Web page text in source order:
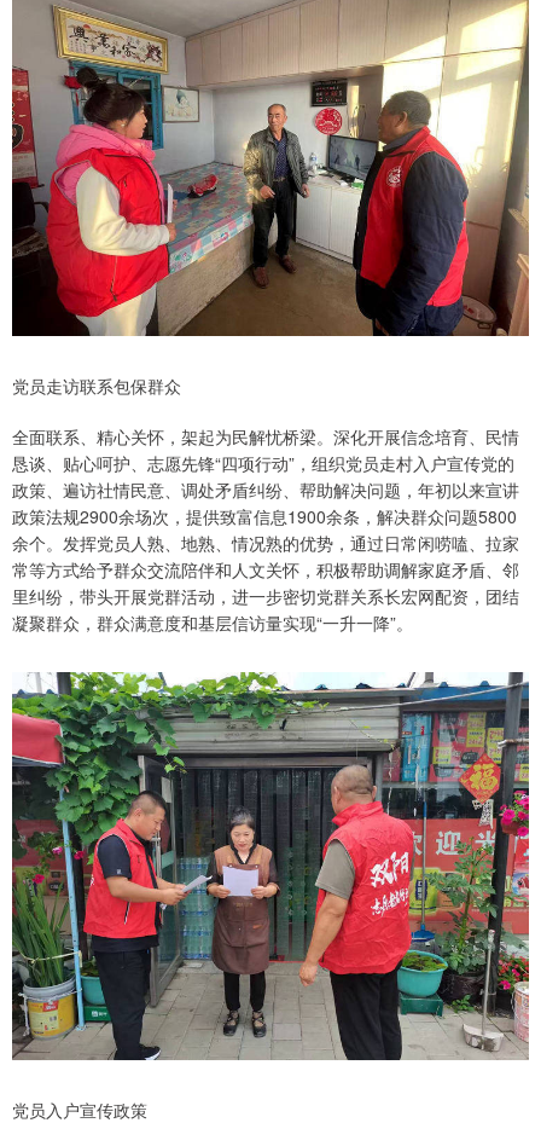
党员走访联系包保群众
全面联系、精心关怀，架起为民解忧桥梁。深化开展信念培育、民情
恳谈、贴心呵护、志愿先锋“四项行动”，组织党员走村入户宣传党的
政策、遍访社情民意、调处矛盾纠纷、帮助解决问题，年初以来宣讲
政策法规2900余场次，提供致富信息1900余条，解决群众问题5800
余个。发挥党员人熟、地熟、情况熟的优势，通过日常闲唠嗑、拉家
常等方式给予群众交流陪伴和人文关怀，积极帮助调解家庭矛盾、邻
里纠纷，带头开展党群活动，进一步密切党群关系长宏网配资，团结
凝聚群众，群众满意度和基层信访量实现“一升一降”。
党员入户宣传政策